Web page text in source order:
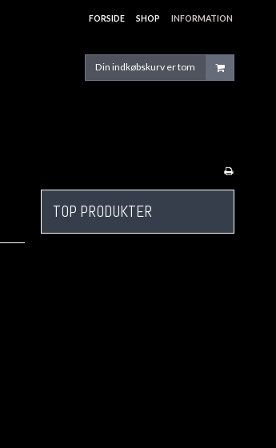
FORSIDE SHOP INFORMATION
Din indkøbskurv er tom
TOP PRODUKTER